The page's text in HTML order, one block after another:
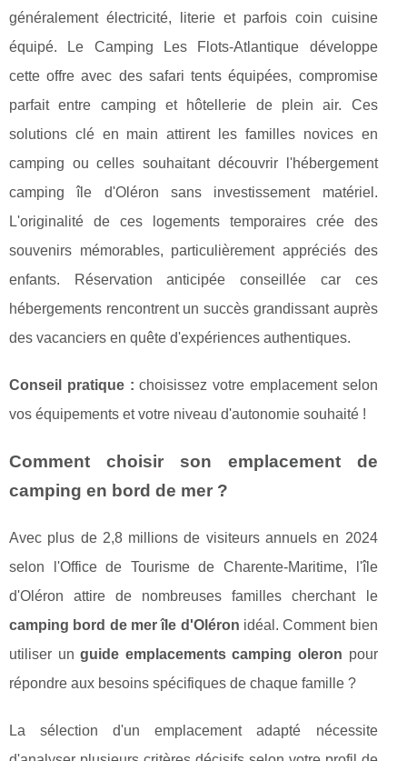
généralement électricité, literie et parfois coin cuisine
équipé. Le Camping Les Flots-Atlantique développe
cette offre avec des safari tents équipées, compromise
parfait entre camping et hôtellerie de plein air. Ces
solutions clé en main attirent les familles novices en
camping ou celles souhaitant découvrir l'hébergement
camping île d'Oléron sans investissement matériel.
L'originalité de ces logements temporaires crée des
souvenirs mémorables, particulièrement appréciés des
enfants. Réservation anticipée conseillée car ces
hébergements rencontrent un succès grandissant auprès
des vacanciers en quête d'expériences authentiques.
Conseil pratique : choisissez votre emplacement selon
vos équipements et votre niveau d'autonomie souhaité !
Comment choisir son emplacement de
camping en bord de mer ?
Avec plus de 2,8 millions de visiteurs annuels en 2024
selon l'Office de Tourisme de Charente-Maritime, l'île
d'Oléron attire de nombreuses familles cherchant le
camping bord de mer île d'Oléron idéal. Comment bien
utiliser unguide emplacements camping oleron pour
répondre aux besoins spécifiques de chaque famille ?
La sélection d'un emplacement adapté nécessite